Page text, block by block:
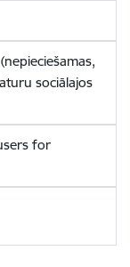
sociālajos
for